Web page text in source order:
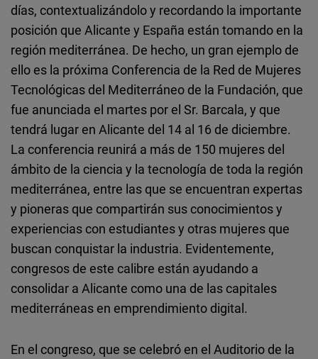
días, contextualizándolo y recordando la importante
posición que Alicante y España están tomando en la
región mediterránea. De hecho, un gran ejemplo de
ello es la próxima Conferencia de la Red de Mujeres
Tecnológicas del Mediterráneo de la Fundación, que
fue anunciada el martes por el Sr. Barcala, y que
tendrá lugar en Alicante del 14 al 16 de diciembre.
La conferencia reunirá a más de 150 mujeres del
ámbito de la ciencia y la tecnología de toda la región
mediterránea, entre las que se encuentran expertas
y pioneras que compartirán sus conocimientos y
experiencias con estudiantes y otras mujeres que
buscan conquistar la industria. Evidentemente,
congresos de este calibre están ayudando a
consolidar a Alicante como una de las capitales
mediterráneas en emprendimiento digital.
En el congreso, que se celebró en el Auditorio de la
D.Vinci
Embed
Typeform
Embed